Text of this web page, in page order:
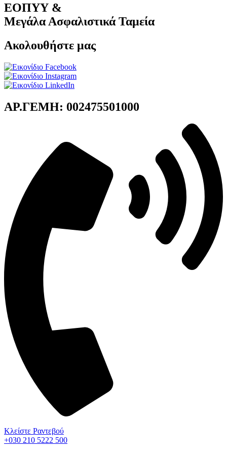
ΕΟΠΥΥ &
Μεγάλα Ασφαλιστικά Ταμεία
Ακολουθήστε μας
ΑΡ.ΓΕΜΗ: 002475501000
Κλείστε Ραντεβού
+030 210 5222 500